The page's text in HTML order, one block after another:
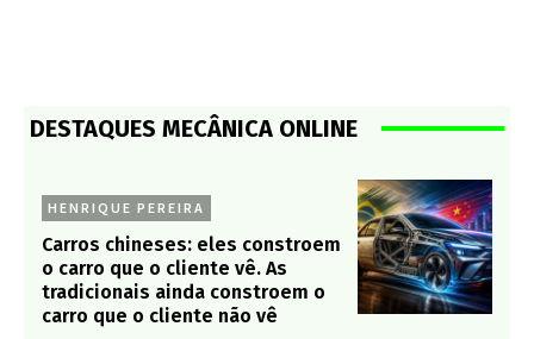
DESTAQUES MECÂNICA ONLINE
HENRIQUE PEREIRA
Carros chineses: eles constroem
o carro que o cliente vê. As
tradicionais ainda constroem o
carro que o cliente não vê